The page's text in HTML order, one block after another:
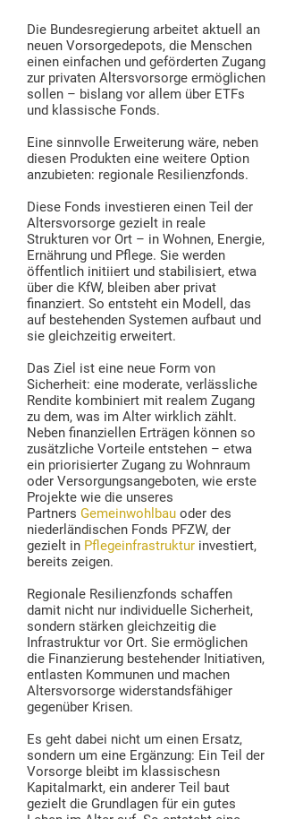
Die Bundesregierung arbeitet aktuell an
neuen Vorsorgedepots, die Menschen
einen einfachen und geförderten Zugang
zur privaten Altersvorsorge ermöglichen
sollen – bislang vor allem über ETFs
und klassische Fonds.
Eine sinnvolle Erweiterung wäre, neben
diesen Produkten eine weitere Option
anzubieten: regionale Resilienzfonds.
Diese Fonds investieren einen Teil der
Altersvorsorge gezielt in reale
Strukturen vor Ort – in Wohnen, Energie,
Ernährung und Pflege. Sie werden
öffentlich initiiert und stabilisiert, etwa
über die KfW, bleiben aber privat
finanziert. So entsteht ein Modell, das
auf bestehenden Systemen aufbaut und
sie gleichzeitig erweitert.
Das Ziel ist eine neue Form von
Sicherheit: eine moderate, verlässliche
Rendite kombiniert mit realem Zugang
zu dem, was im Alter wirklich zählt.
Neben finanziellen Erträgen können so
zusätzliche Vorteile entstehen – etwa
ein priorisierter Zugang zu Wohnraum
oder Versorgungsangeboten, wie erste
Projekte wie die unseres
Partners Gemeinwohlbau oder des
niederländischen Fonds PFZW, der
gezielt in Pflegeinfrastruktur investiert,
bereits zeigen.
Regionale Resilienzfonds schaffen
damit nicht nur individuelle Sicherheit,
sondern stärken gleichzeitig die
Infrastruktur vor Ort. Sie ermöglichen
die Finanzierung bestehender Initiativen,
entlasten Kommunen und machen
Altersvorsorge widerstandsfähiger
gegenüber Krisen.
Es geht dabei nicht um einen Ersatz,
sondern um eine Ergänzung: Ein Teil der
Vorsorge bleibt im klassischesn
Kapitalmarkt, ein anderer Teil baut
gezielt die Grundlagen für ein gutes